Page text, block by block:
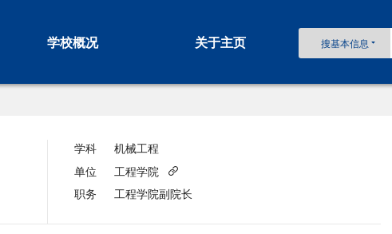
学校概况 关于主页 搜基本信息
学科
机械工程
单位
工程学院
职务
工程学院副院长